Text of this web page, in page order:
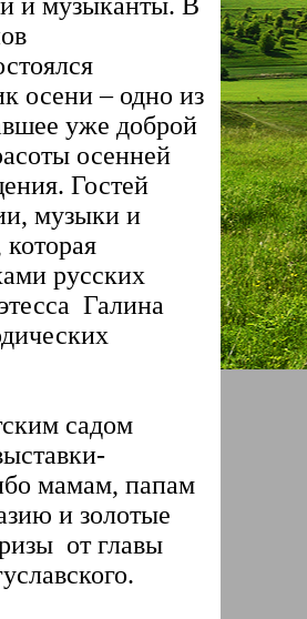
осени – одно из
уже доброй
осенней
Гостей
музыки и
русских
Галина
садом
мамам, папам
и золотые
от главы